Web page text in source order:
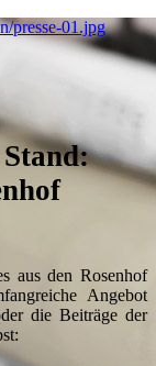
presse-01.jpg
aus den Rosenhof
Angebot
die Beiträge der